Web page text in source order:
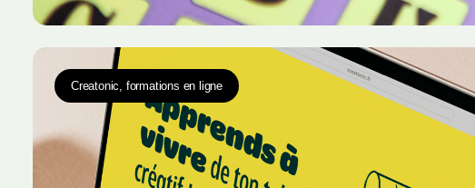
Creatonic, formations en ligne